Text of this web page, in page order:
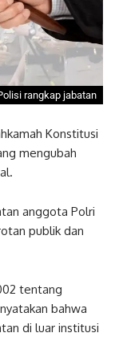
rangkap jabatan
Konstitusi
mengubah
anggota Polri
publik dan
tentang
bahwa
di luar institusi